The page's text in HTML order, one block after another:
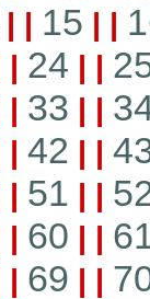
| | 15 | |
| 24 | |
| 33 | |
| 42 | |
| 51 | |
| 60 | |
| 69 | |